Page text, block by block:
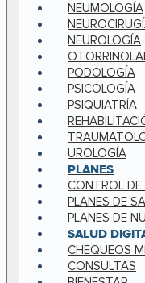
NEUMOLOGÍA
NEUROLOGÍA
PODOLOGÍA
PSICOLOGÍA
PSIQUIATRÍA
UROLOGÍA
PLANES
CONTROL DE
PLANES DE
PLANES DE
SALUD
CHEQUEOS
CONSULTAS